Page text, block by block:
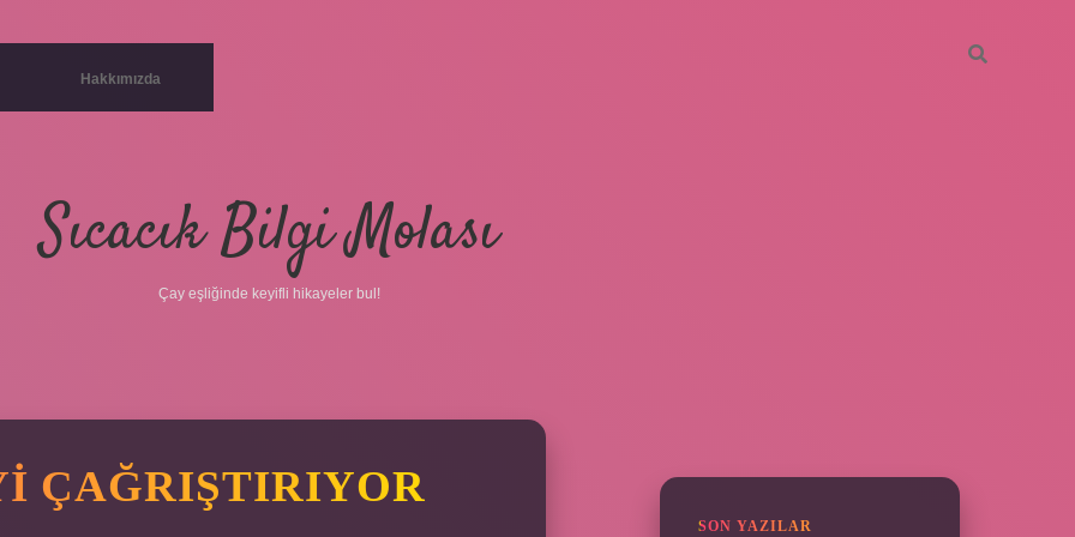
Hakkımızda
Sıcacık Bilgi Molası
Çay eşliğinde keyifli hikayeler bul!
ÇAĞRIŞTIRIYOR
SON YAZILAR